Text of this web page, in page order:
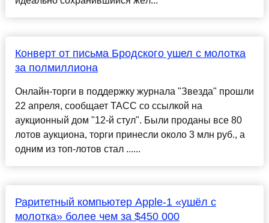
Конверт от письма Бродского ушел с молотка
за полмиллиона
Онлайн-торги в поддержку журнала "Звезда" прошли
22 апреля, сообщает ТАСС со ссылкой на
аукционный дом "12-й стул". Были проданы все 80
лотов аукциона, торги принесли около 3 млн руб., а
одним из топ-лотов стал ......
Раритетный компьютер Apple-1 «ушёл с
молотка» более чем за $450 000